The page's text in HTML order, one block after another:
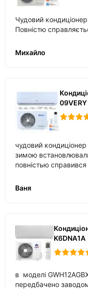
Чудовий
Повністю
Михайло
09VERY
чудовий
зимою
повністью
температури
Ваня
K6DNA1A
в моделі
передбачено